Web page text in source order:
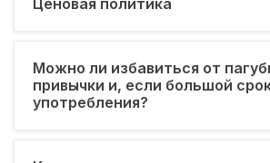
Ценовая политика
Можно ли избавиться от
привычки и, если большой
употребления?